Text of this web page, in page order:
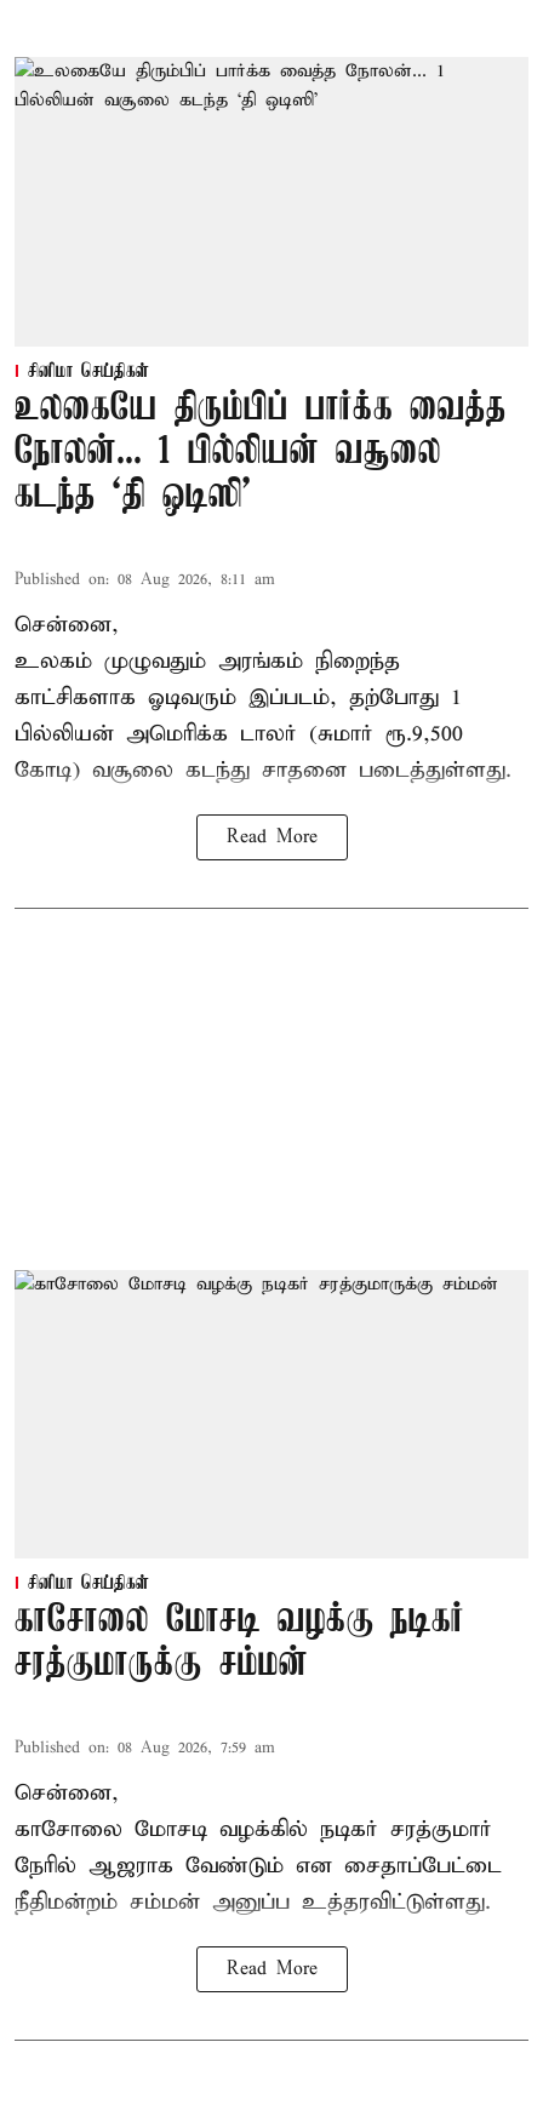
சினிமா செய்திகள்
உலகையே திரும்பிப் பார்க்க வைத்த
நோலன்... 1 பில்லியன் வசூலை
கடந்த ‘தி ஒடிஸி’
Published on: 08 Aug 2026, 8:11 am
சென்னை,
உலகம் முழுவதும் அரங்கம் நிறைந்த
காட்சிகளாக ஓடிவரும் இப்படம், தற்போது 1
பில்லியன் அமெரிக்க டாலர் (சுமார் ரூ.9,500
கோடி) வசூலை கடந்து சாதனை படைத்துள்ளது.
Read More
சினிமா செய்திகள்
காசோலை மோசடி வழக்கு நடிகர்
சரத்குமாருக்கு சம்மன்
Published on: 08 Aug 2026, 7:59 am
சென்னை,
காசோலை மோசடி வழக்கில் நடிகர் சரத்குமார்
நேரில் ஆஜராக வேண்டும் என சைதாப்பேட்டை
நீதிமன்றம் சம்மன் அனுப்ப உத்தரவிட்டுள்ளது.
Read More